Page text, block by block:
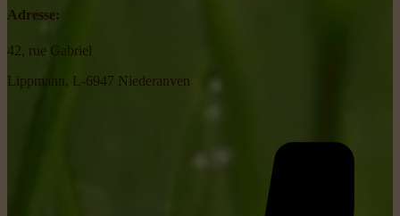
Adresse:
42, rue Gabriel
Lippmann, L-6947 Niederanven